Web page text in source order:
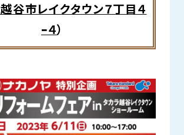
谷市レイクタウン７丁目４
−４）